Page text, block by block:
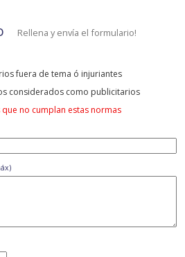
Rellena y envía el formulario!
fuera de tema ó injuriantes
considerados como publicitarios
no cumplan estas normas